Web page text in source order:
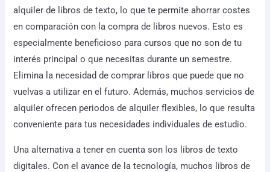
alquiler de libros de texto, lo que te permite ahorrar costes
en comparación con la compra de libros nuevos. Esto es
especialmente beneficioso para cursos que no son de tu
interés principal o que necesitas durante un semestre.
Elimina la necesidad de comprar libros que puede que no
vuelvas a utilizar en el futuro. Además, muchos servicios de
alquiler ofrecen periodos de alquiler flexibles, lo que resulta
conveniente para tus necesidades individuales de estudio.
Una alternativa a tener en cuenta son los libros de texto
digitales. Con el avance de la tecnología, muchos libros de